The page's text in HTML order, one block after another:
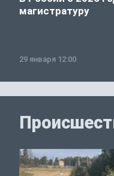
магистратуру
29 января 12:00